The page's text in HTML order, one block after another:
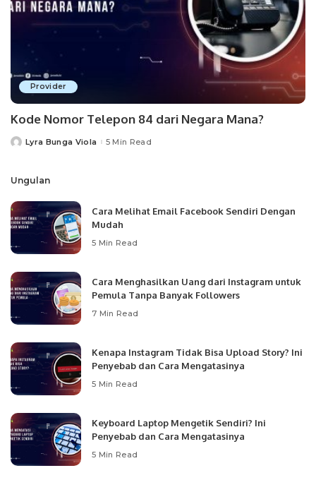
Provider
Kode Nomor Telepon 84 dari Negara Mana?
PostedLyra Bunga Viola 5 Min Read
Ungulan
Cara Melihat Email Facebook Sendiri Dengan
Mudah
5 Min Read
Cara Menghasilkan Uang dari Instagram untuk
Pemula Tanpa Banyak Followers
7 Min Read
Kenapa Instagram Tidak Bisa Upload Story? Ini
Penyebab dan Cara Mengatasinya
5 Min Read
Keyboard Laptop Mengetik Sendiri? Ini
Penyebab dan Cara Mengatasinya
5 Min Read